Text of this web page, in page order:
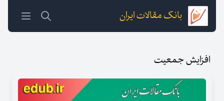
بانک مقالات ایران
افزایش جمعیت